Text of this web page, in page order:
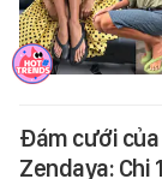
Đám cưới
Zendaya: Chi